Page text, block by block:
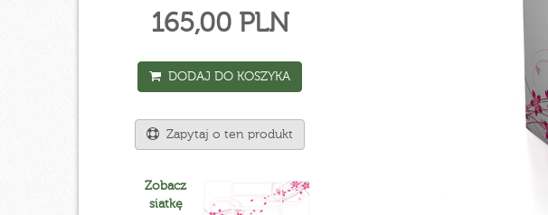
165,00 PLN
DODAJ DO KOSZYKA
Zapytaj o ten produkt
Zobacz
siatkę